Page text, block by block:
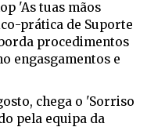
'As tuas mãos
prática de Suporte
procedimentos
engasgamentos e
chega o 'Sorriso
pela equipa da